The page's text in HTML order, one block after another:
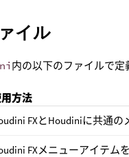
イル
内の以下のファイルで定
方法
FXとHoudiniに共通の
FXメニューアイテム